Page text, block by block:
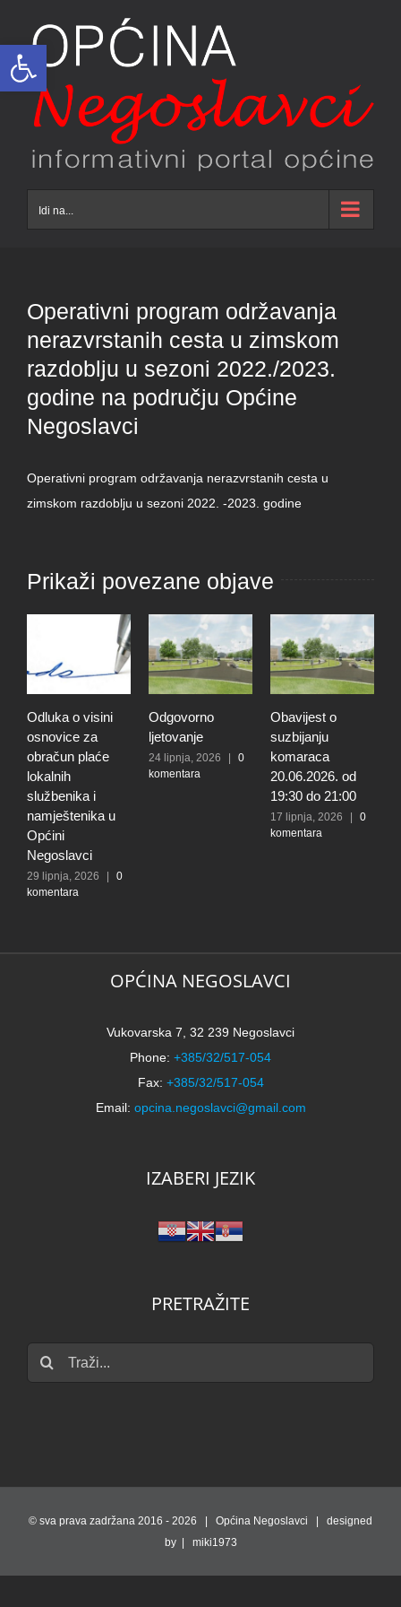
Open toolbar
content
Idi na...
Operativni program održavanja
nerazvrstanih cesta u zimskom
razdoblju u sezoni 2022./2023.
godine na području Općine
Negoslavci
Operativni program održavanja nerazvrstanih cesta u
zimskom razdoblju u sezoni 2022. -2023. godine
Prikaži povezane objave
Odluka o visini
osnovice za
obračun plaće
lokalnih
službenika i
namještenika u
Općini
Negoslavci
29 lipnja, 2026
0
komentara
Odgovorno
ljetovanje
24 lipnja, 2026
0
komentara
Obavijest o
suzbijanju
komaraca
20.06.2026. od
19:30 do 21:00
17 lipnja, 2026
0
komentara
OPĆINA NEGOSLAVCI
Vukovarska 7, 32 239 Negoslavci
Phone: +385/32/517-054
Fax: +385/32/517-054
Email: opcina.negoslavci@gmail.com
IZABERI JEZIK
PRETRAŽITE
Traži...
© sva prava zadržana 2016 - 2026 | Općina Negoslavci | designed
by | miki1973